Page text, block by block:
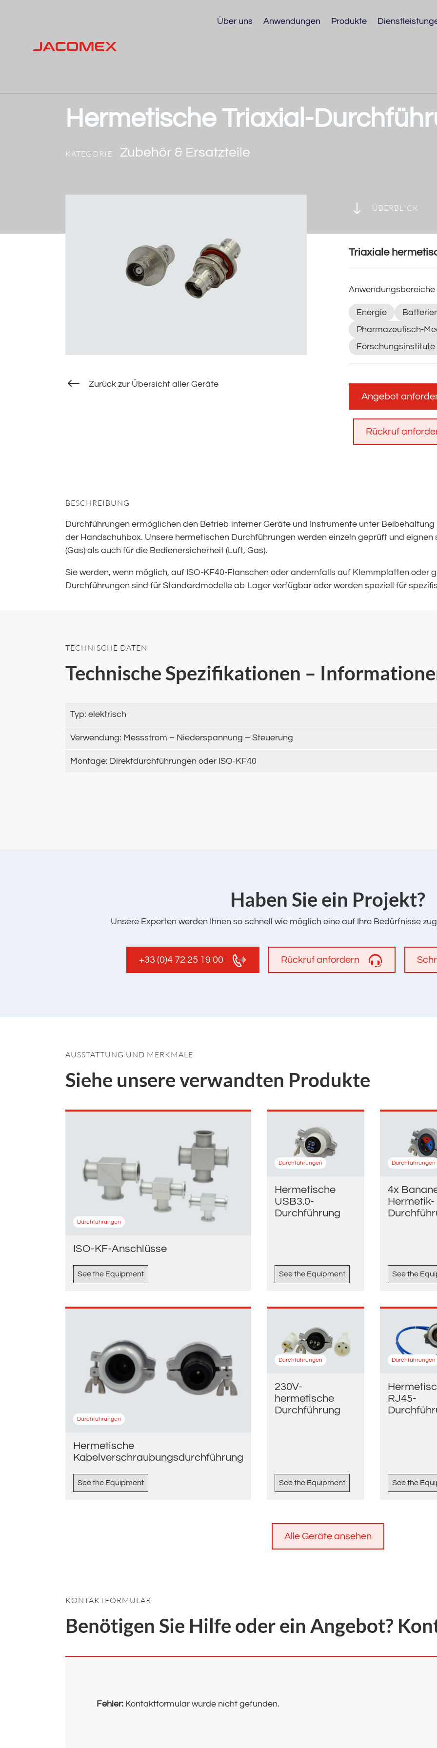
Über uns Anwendungen Produkte
Hermetische Triaxial-
KATEGORIE Zubehör & Ersatzteile
# Zurück zur Übersicht aller Geräte
" ÜBERBLICK
Triaxiale
Anwendungsbereiche
Energie
Pharmazeutisch-
Angebot
Rückruf
BESCHREIBUNG
Durchführungen ermöglichen den Betrieb interner Geräte und Instrumente unter
der Handschuhbox. Unsere hermetischen Durchführungen werden einzeln geprüft und
(Gas) als auch für die Bedienersicherheit (Luft, Gas).
Sie werden, wenn möglich, auf ISO-KF40-Flanschen oder andernfalls auf Klemmplatten oder
Durchführungen sind für Standardmodelle ab Lager verfügbar oder werden speziell für
TECHNISCHE DATEN
Technische Spezifikationen –
Typ: elektrisch
Verwendung: Messstrom – Niederspannung – Steuerung
Montage: Direktdurchführungen oder ISO-KF40
‌Haben Sie ein Projekt?
Unsere Experten werden Ihnen so schnell wie möglich eine auf Ihre Bedürfnisse
+33 (0)4 72 25 19 00 Rückruf anfordern
AUSSTATTUNG UND MERKMALE
Siehe unsere verwandten Produkte
Durchführungen
ISO-KF-Anschlüsse
See the Equipment
Durchführungen
Hermetische
USB3.0-
Durchführung
See the Equipment
Durchführungen
4x
Hermetik-
See the
Durchführungen
Hermetische
Kabelverschraubungsdurchführung
See the Equipment
Durchführungen
230V-
hermetische
Durchführung
See the Equipment
Durchführungen
RJ45-
See the
Alle Geräte ansehen
KONTAKTFORMULAR
Benötigen Sie Hilfe oder ein Angebot?
Fehler: Kontaktformular wurde nicht gefunden.